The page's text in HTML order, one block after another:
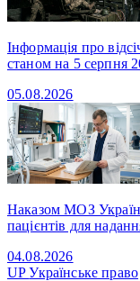
Інформація про
станом на 5 серпня
05.08.2026
Наказом МОЗ України
пацієнтів для
04.08.2026
UPУкраїнське право